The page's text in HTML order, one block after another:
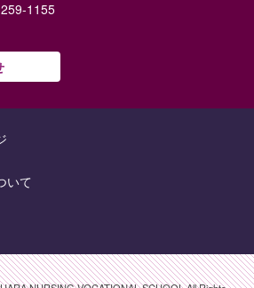
1155
いて